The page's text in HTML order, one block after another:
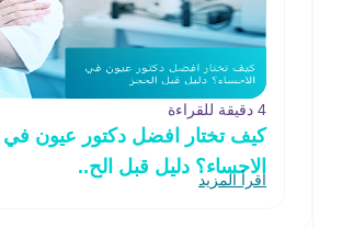
4 دقيقة للقراءة
كيف تختار افضل دكتور عيون في
الاحساء؟ دليل قبل الح..
اقرأ المزيد